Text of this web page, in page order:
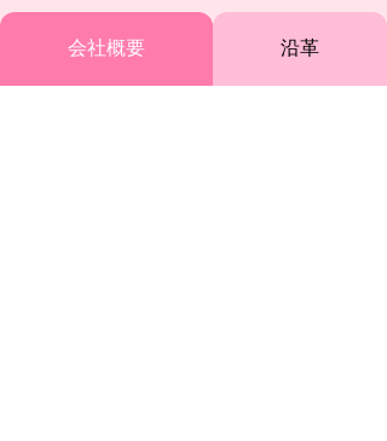
会社概要 沿革